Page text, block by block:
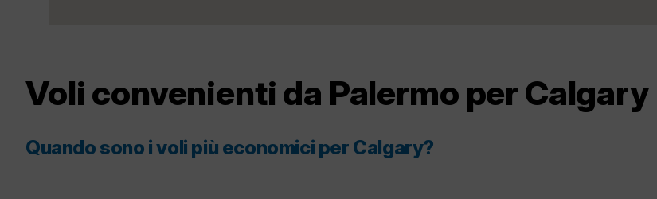
Voli convenienti da Palermo per Calgary
Quando sono i voli più economici per Calgary?